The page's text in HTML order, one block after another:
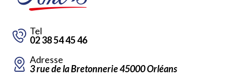
Tel
02 38 54 45 46
Adresse
3 rue de la Bretonnerie 45000 Orléans